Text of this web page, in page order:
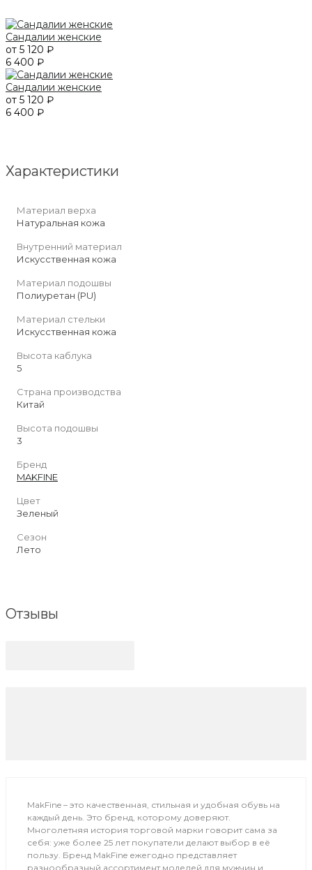
Сандалии женские
от 5 120 ₽
6 400 ₽
Сандалии женские
от 5 120 ₽
6 400 ₽
Характеристики
Материал верха
Натуральная кожа
Внутренний материал
Искусственная кожа
Материал подошвы
Полиуретан (PU)
Материал стельки
Искусственная кожа
Высота каблука
5
Страна производства
Китай
Высота подошвы
3
Бренд
MAKFINE
Цвет
Зеленый
Сезон
Лето
Отзывы
MakFine – это качественная, стильная и удобная обувь на
каждый день. Это бренд, которому доверяют.
Многолетняя история торговой марки говорит сама за
себя: уже более 25 лет покупатели делают выбор в её
пользу. Бренд MakFine ежегодно представляет
разнообразный ассортимент моделей для мужчин и